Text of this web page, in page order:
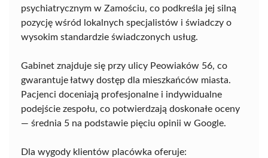
psychiatrycznym w Zamościu, co podkreśla jej silną
pozycję wśród lokalnych specjalistów i świadczy o
wysokim standardzie świadczonych usług.
Gabinet znajduje się przy ulicy Peowiaków 56, co
gwarantuje łatwy dostęp dla mieszkańców miasta.
Pacjenci doceniają profesjonalne i indywidualne
podejście zespołu, co potwierdzają doskonałe oceny
— średnia 5 na podstawie pięciu opinii w Google.
Dla wygody klientów placówka oferuje: